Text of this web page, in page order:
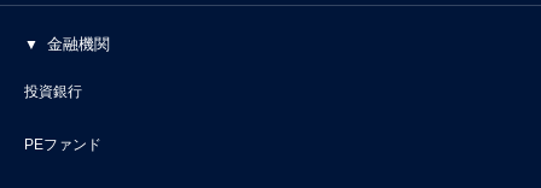
金融機関
投資銀行
PEファンド